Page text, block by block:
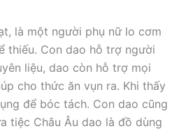
là một người phụ nữ lo cơm
thiếu. Con dao hỗ trợ người
liệu, dao còn hỗ trợ mọi
cho thức ăn vụn ra. Khi thấy
để bóc tách. Con dao cũng
tiệc Châu Âu dao là đồ dùng